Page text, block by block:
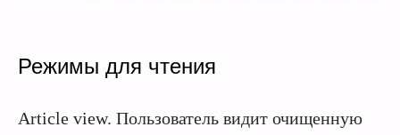
Режимы для чтения
Article view. Пользователь видит очищенную